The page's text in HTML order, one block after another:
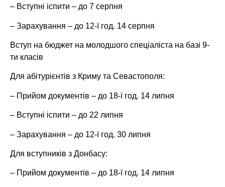
– Вступні іспити – до 7 серпня
– Зарахування – до 12-ї год. 14 серпня
Вступ на бюджет на молодшого спеціаліста на базі 9-
ти класів
Для абітурієнтів з Криму та Севастополя:
– Прийом документів – до 18-ї год. 14 липня
– Вступні іспити – до 22 липня
– Зарахування – до 12-ї год. 30 липня
Для вступників з Донбасу:
– Прийом документів – до 18-ї год. 14 липня